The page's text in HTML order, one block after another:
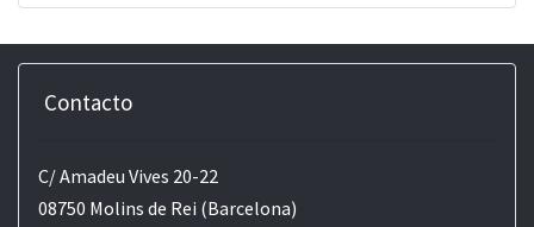
Contacto
C/ Amadeu Vives 20-22
08750 Molins de Rei (Barcelona)